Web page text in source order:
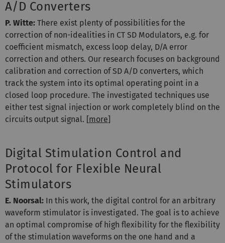
A/D Converters
P. Witte: There exist plenty of possibilities for the
correction of non-idealities in CT SD Modulators, e.g. for
coefficient mismatch, excess loop delay, D/A error
correction and others. Our research focuses on background
calibration and correction of SD A/D converters, which
track the system into its optimal operating point in a
closed loop procedure. The investigated techniques use
either test signal injection or work completely blind on the
circuits output signal. [more]
Digital Stimulation Control and
Protocol for Flexible Neural
Stimulators
E. Noorsal: In this work, the digital control for an arbitrary
waveform stimulator is investigated. The goal is to achieve
an optimal compromise of high flexibility for the flexibility
of the stimulation waveforms on the one hand and a